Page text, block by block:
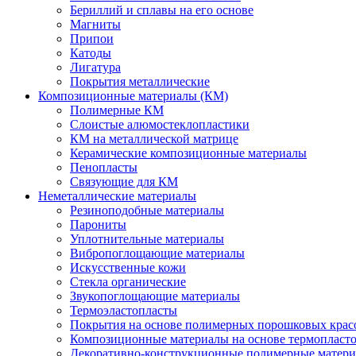
Бериллий и сплавы на его основе
Магниты
Припои
Катоды
Лигатура
Покрытия металлические
Композиционные материалы (КМ)
Полимерные КМ
Слоистые алюмостеклопластики
КМ на металлической матрице
Керамические композиционные материалы
Пенопласты
Связующие для КМ
Неметаллические материалы
Резиноподобные материалы
Парониты
Уплотнительные материалы
Вибропоглощающие материалы
Искусственные кожи
Стекла органические
Звукопоглощающие материалы
Термоэластопласты
Покрытия на основе полимерных порошковых
Композиционные материалы на основе
Декоративно-конструкционные полимерные